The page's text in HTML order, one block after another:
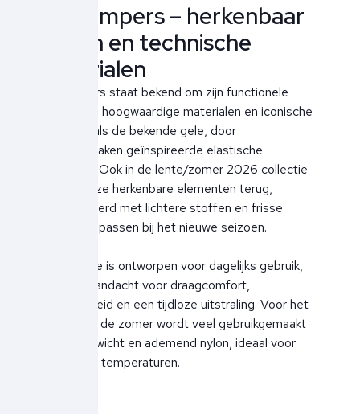
Parajumpers – herkenbaar
design en technische
materialen
Parajumpers staat bekend om zijn functionele
ontwerpen, hoogwaardige materialen en iconische
details, zoals de bekende gele, door
parachutehaken geïnspireerde elastische
kraagband. Ook in de lente/zomer 2026 collectie
zien we deze herkenbare elementen terug,
gecombineerd met lichtere stoffen en frisse
kleuren die passen bij het nieuwe seizoen.
De collectie is ontworpen voor dagelijks gebruik,
met veel aandacht voor draagcomfort,
duurzaamheid en een tijdloze uitstraling. Voor het
voorjaar en de zomer wordt veel gebruikgemaakt
van lichtgewicht en ademend nylon, ideaal voor
wisselende temperaturen.